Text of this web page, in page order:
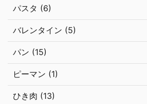
パスタ (6)
バレンタイン (5)
パン (15)
ピーマン (1)
ひき肉 (13)